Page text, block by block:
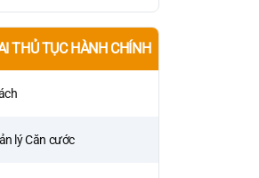
THỦ TỤC HÀNH CHÍNH
lý Căn cước